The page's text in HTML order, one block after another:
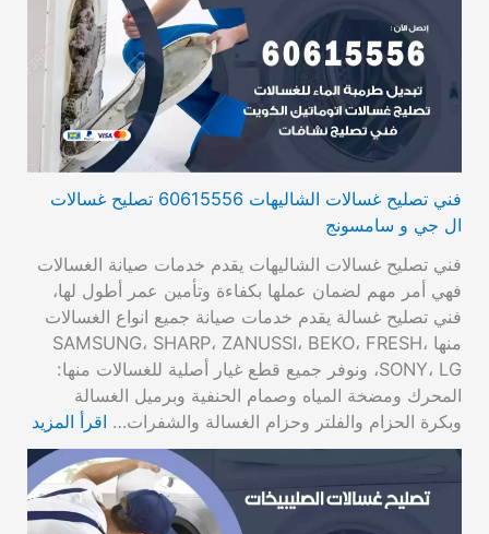
فني تصليح غسالات الشاليهات 60615556 تصليح غسالات
ال جي و سامسونج
فني تصليح غسالات الشاليهات يقدم خدمات صيانة الغسالات
فهي أمر مهم لضمان عملها بكفاءة وتأمين عمر أطول لها،
فني تصليح غسالة يقدم خدمات صيانة جميع انواع الغسالات
منها SAMSUNG، SHARP، ZANUSSI، BEKO، FRESH،
SONY، LG، ونوفر جميع قطع غيار أصلية للغسالات منها:
المحرك ومضخة المياه وصمام الحنفية وبرميل الغسالة
وبكرة الحزام والفلتر وحزام الغسالة والشفرات… اقرأ المزيد